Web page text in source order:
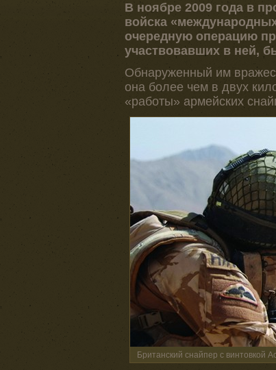
В ноябре 2009 года в
войска
очередную операцию
участвовавших в ней,
Обнаруженный им
она более чем в двух
«работы» армейских
Британский снайпер с винтовкой